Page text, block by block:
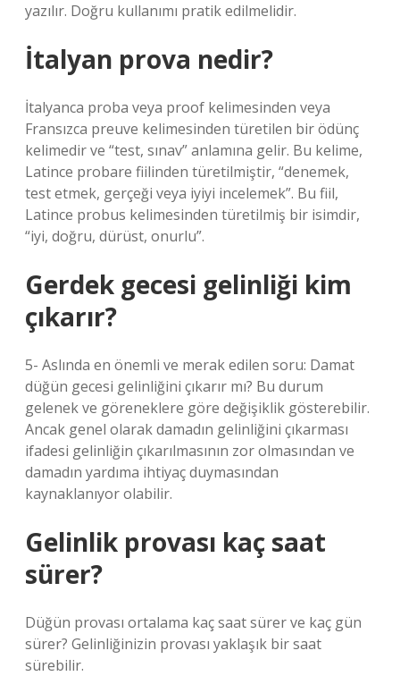
yazılır. Doğru kullanımı pratik edilmelidir.
İtalyan prova nedir?
İtalyanca proba veya proof kelimesinden veya
Fransızca preuve kelimesinden türetilen bir ödünç
kelimedir ve “test, sınav” anlamına gelir. Bu kelime,
Latince probare fiilinden türetilmiştir, “denemek,
test etmek, gerçeği veya iyiyi incelemek”. Bu fiil,
Latince probus kelimesinden türetilmiş bir isimdir,
“iyi, doğru, dürüst, onurlu”.
Gerdek gecesi gelinliği kim
çıkarır?
5- Aslında en önemli ve merak edilen soru: Damat
düğün gecesi gelinliğini çıkarır mı? Bu durum
gelenek ve göreneklere göre değişiklik gösterebilir.
Ancak genel olarak damadın gelinliğini çıkarması
ifadesi gelinliğin çıkarılmasının zor olmasından ve
damadın yardıma ihtiyaç duymasından
kaynaklanıyor olabilir.
Gelinlik provası kaç saat
sürer?
Düğün provası ortalama kaç saat sürer ve kaç gün
sürer? Gelinliğinizin provası yaklaşık bir saat
sürebilir.